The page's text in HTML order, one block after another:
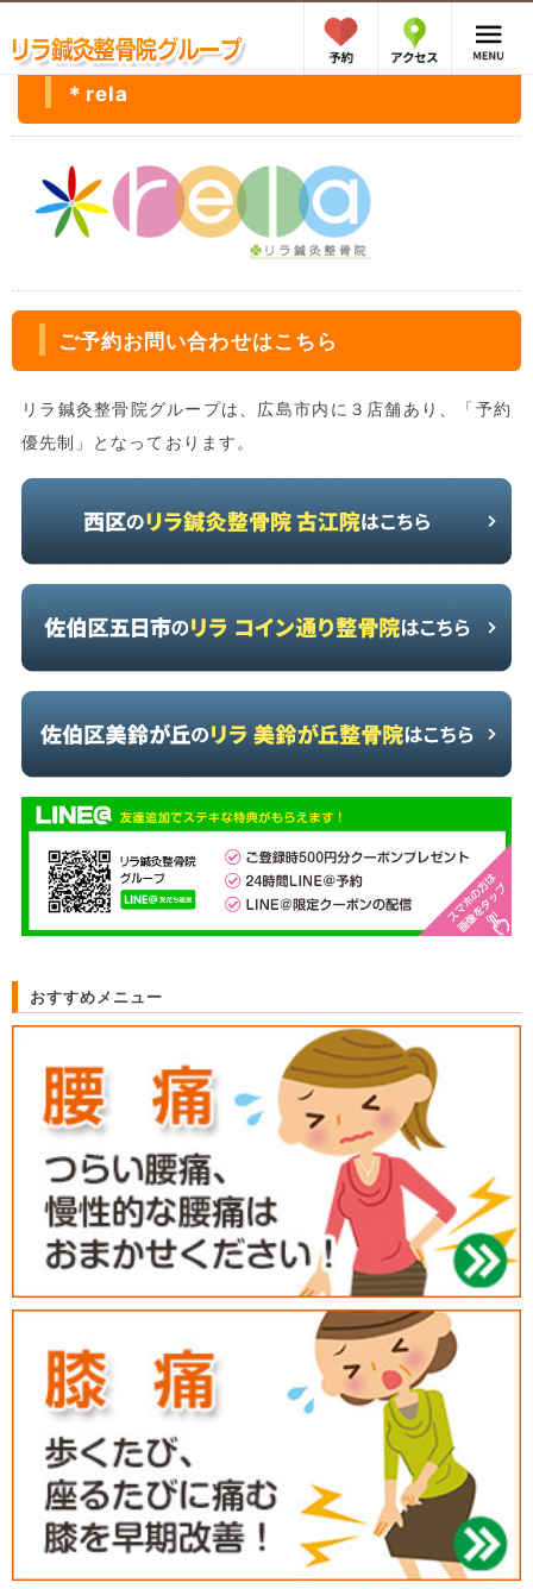
＊rela
ご予約お問い合わせはこちら
リラ鍼灸整骨院グループは、広島市内に３店舗あり、「予約
優先制」となっております。
おすすめメニュー